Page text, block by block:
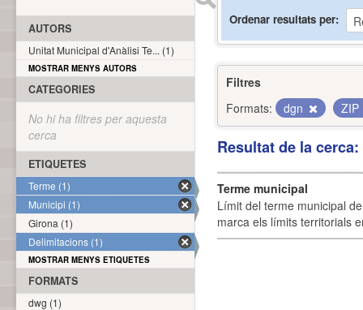
Ordenar resultats per
Filtres
Formats:
dgn ZIP
Resultat de la
Terme municipal
Límit del terme municipal
marca els límits territorials
AUTORS
Unitat Municipal d'Anàlisi Te... (1)
MOSTRAR MENYS AUTORS
CATEGORIES
No hi ha filtres per aquesta
cerca
ETIQUETES
Terme (1)
Municipi (1)
Girona (1)
Delimitacions (1)
MOSTRAR MENYS ETIQUETES
FORMATS
dwg (1)